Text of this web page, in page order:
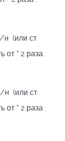
н (или ст
* 2 раза .
н (или ст
* 2 раза .